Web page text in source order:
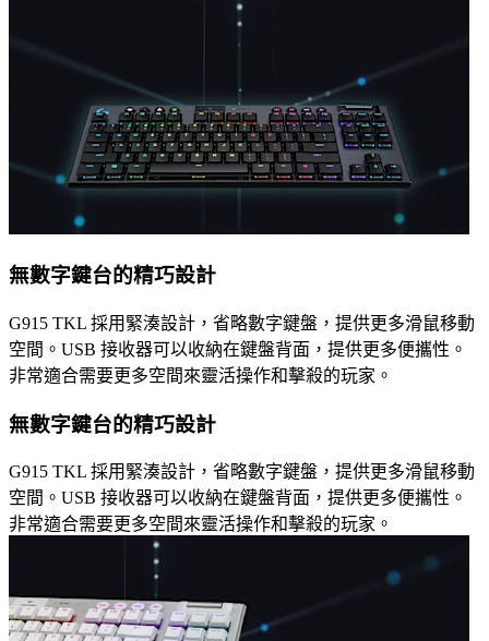
無數字鍵台的精巧設計
G915 TKL 採用緊湊設計，省略數字鍵盤，提供更多滑鼠移動
空間。USB 接收器可以收納在鍵盤背面，提供更多便攜性。
非常適合需要更多空間來靈活操作和擊殺的玩家。
無數字鍵台的精巧設計
G915 TKL 採用緊湊設計，省略數字鍵盤，提供更多滑鼠移動
空間。USB 接收器可以收納在鍵盤背面，提供更多便攜性。
非常適合需要更多空間來靈活操作和擊殺的玩家。